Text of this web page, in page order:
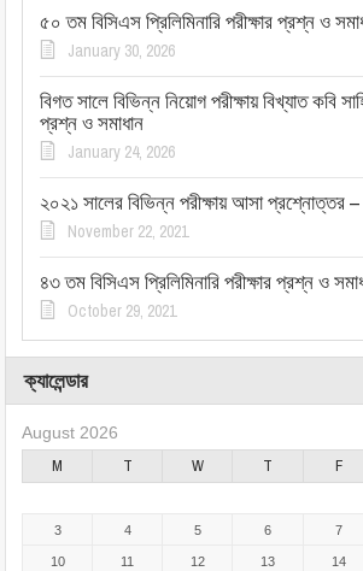
৫০ তম বিসিএস প্রিলিমিনারি পরীক্ষার প্রশ্ন ও
January 30, 2026
বিগত সালে বিভিন্ন নিয়োগ পরীক্ষায় বিখ্যাত কবি
প্রশ্ন ও সমাধান
January 24, 2026
২০২১ সালের বিভিন্ন পরীক্ষায় আসা প্রশ্নোত্তর –
November 22, 2021
৪৩ তম বিসিএস প্রিলিমিনারি পরীক্ষার প্রশ্ন ও
October 29, 2021
ক্যালেন্ডার
August 2026
M T W T F
3 4 5 6 7
10 11 12 13 14